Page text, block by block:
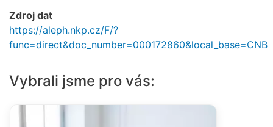
Zdroj dat
https://aleph.nkp.cz/F/?
func=direct&doc_number=000172860&local_base=CNB
Vybrali jsme pro vás: